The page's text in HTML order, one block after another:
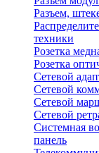
Разъем,
техники
Розетка
Розетка
Сетевой
Сетевой
Сетевой
Сетевой
Системная
панель